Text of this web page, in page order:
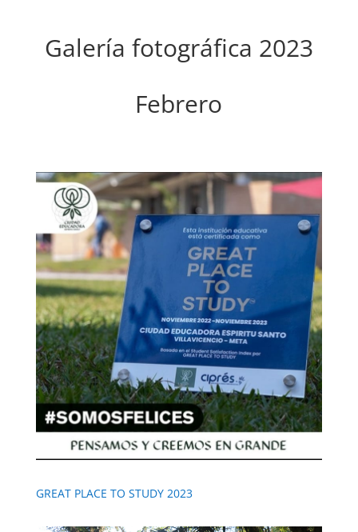
Galería fotográfica 2023
Febrero
GREAT PLACE TO STUDY 2023